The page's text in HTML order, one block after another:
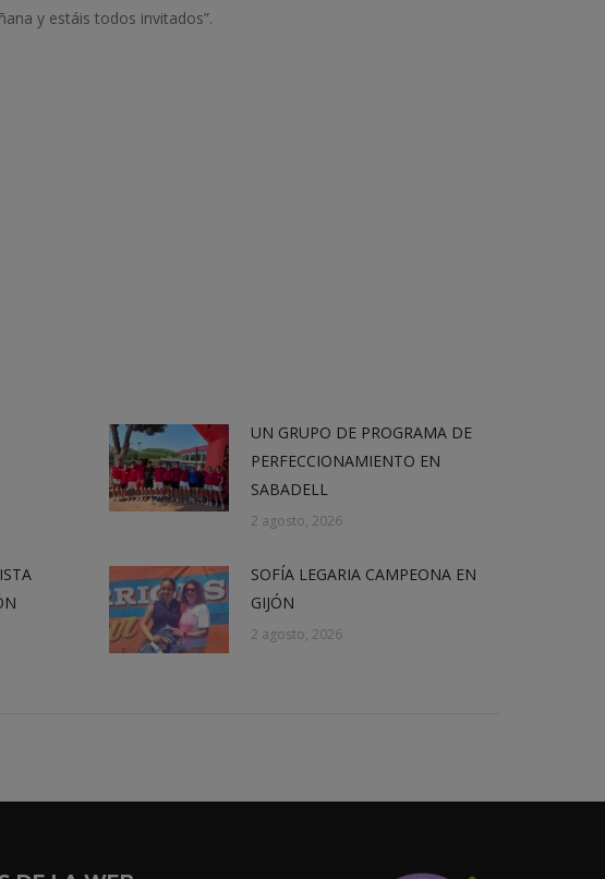
y estáis todos invitados”.
UN GRUPO DE PROGRAMA DE
PERFECCIONAMIENTO EN
SABADELL
2 agosto, 2026
SOFÍA LEGARIA CAMPEONA EN
GIJÓN
2 agosto, 2026